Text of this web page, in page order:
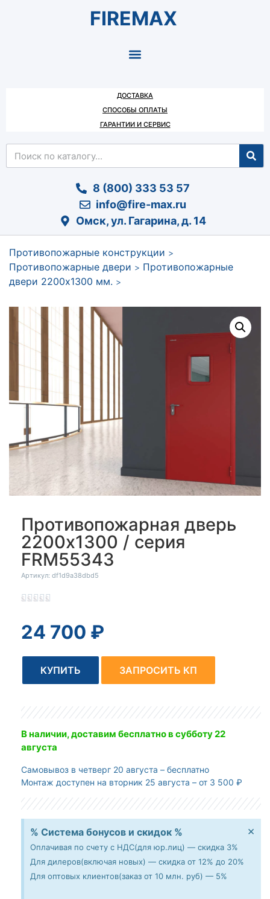
FIREMAX
ДОСТАВКА
СПОСОБЫ ОПЛАТЫ
ГАРАНТИИ И СЕРВИС
8 (800) 333 53 57
info@fire-max.ru
Омск, ул. Гагарина, д. 14
Противопожарные конструкции >
Противопожарные двери > Противопожарные
двери 2200x1300 мм. >
Противопожарная дверь
2200x1300 / серия
FRM55343
Артикул: df1d9a38dbd5
    
24 700 ₽
КУПИТЬ ЗАПРОСИТЬ КП
В наличии, доставим бесплатнов субботу 22
августа
Самовывоз в четверг 20 августа – бесплатно
Монтаж доступен на вторник 25 августа – от 3 500 ₽
% Система бонусов и скидок %
Оплачивая по счету с НДС(для юр.лиц) — скидка 3%
Для дилеров(включая новых) — скидка от 12% до 20%
Для оптовых клиентов(заказ от 10 млн. руб) — 5%
×